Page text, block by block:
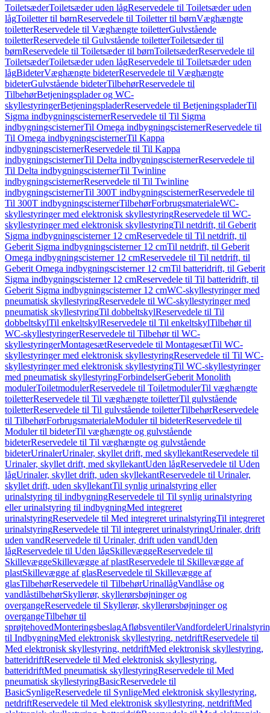
ToiletsæderToiletsæder uden lågReservedele til Toiletsæder uden
lågToiletter til børnReservedele til Toiletter til børnVæghængte
toiletterReservedele til Væghængte toiletterGulvstående
toiletterReservedele til Gulvstående toiletterToiletsæder til
børnReservedele til Toiletsæder til børnToiletsæderReservedele til
ToiletsæderToiletsæder uden lågReservedele til Toiletsæder uden
lågBideterVæghængte bideterReservedele til Væghængte
bideterGulvstående bideterTilbehørReservedele til
TilbehørBetjeningsplader og WC-
skyllestyringerBetjeningspladerReservedele til BetjeningspladerTil
Sigma indbygningscisternerReservedele til Til Sigma
indbygningscisternerTil Omega indbygningscisternerReservedele til
Til Omega indbygningscisternerTil Kappa
indbygningscisternerReservedele til Til Kappa
indbygningscisternerTil Delta indbygningscisternerReservedele til
Til Delta indbygningscisternerTil Twinline
indbygningscisternerReservedele til Til Twinline
indbygningscisternerTil 300T indbygningscisternerReservedele til
Til 300T indbygningscisternerTilbehørForbrugsmaterialeWC-
skyllestyringer med elektronisk skyllestyringReservedele til WC-
skyllestyringer med elektronisk skyllestyringTil netdrift, til Geberit
Sigma indbygningscisterner 12 cmReservedele til Til netdrift, til
Geberit Sigma indbygningscisterner 12 cmTil netdrift, til Geberit
Omega indbygningscisterner 12 cmReservedele til Til netdrift, til
Geberit Omega indbygningscisterner 12 cmTil batteridrift, til Geberit
Sigma indbygningscisterner 12 cmReservedele til Til batteridrift, til
Geberit Sigma indbygningscisterner 12 cmWC-skyllestyringer med
pneumatisk skyllestyringReservedele til WC-skyllestyringer med
pneumatisk skyllestyringTil dobbeltskylReservedele til Til
dobbeltskylTil enkeltskylReservedele til Til enkeltskylTilbehør til
WC-skyllestyringerReservedele til Tilbehør til WC-
skyllestyringerMontagesætReservedele til MontagesætTil WC-
skyllestyringer med elektronisk skyllestyringReservedele til Til WC-
skyllestyringer med elektronisk skyllestyringTil WC-skyllestyringer
med pneumatisk skyllestyringForbindelserGeberit Monolith
modulerToiletmodulerReservedele til ToiletmodulerTil væghængte
toiletterReservedele til Til væghængte toiletterTil gulvstående
toiletterReservedele til Til gulvstående toiletterTilbehørReservedele
til TilbehørForbrugsmaterialeModuler til bideterReservedele til
Moduler til bideterTil væghængte og gulvstående
bideterReservedele til Til væghængte og gulvstående
bideterUrinalerUrinaler, skyllet drift, med skyllekantReservedele til
Urinaler, skyllet drift, med skyllekantUden lågReservedele til Uden
lågUrinaler, skyllet drift, uden skyllekantReservedele til Urinaler,
skyllet drift, uden skyllekantTil synlig urinalstyring eller
urinalstyring til indbygningReservedele til Til synlig urinalstyring
eller urinalstyring til indbygningMed integreret
urinalstyringReservedele til Med integreret urinalstyringTil integreret
urinalstyringReservedele til Til integreret urinalstyringUrinaler, drift
uden vandReservedele til Urinaler, drift uden vandUden
lågReservedele til Uden lågSkillevæggeReservedele til
SkillevæggeSkillevægge af plastReservedele til Skillevægge af
plastSkillevægge af glasReservedele til Skillevægge af
glasTilbehørReservedele til TilbehørUrinallågVandlåse og
vandlåstilbehørSkyllerør, skyllerørsbøjninger og
overgangeReservedele til Skyllerør, skyllerørsbøjninger og
overgangeTilbehør til
sprøjtehovedMonteringsbeslagAfløbsventilerVandfordeler
til IndbygningMed elektronisk skyllestyring, netdriftReservedele til
Med elektronisk skyllestyring, netdriftMed elektronisk skyllestyring,
batteridriftReservedele til Med elektronisk skyllestyring,
batteridriftMed pneumatisk skyllestyringReservedele til Med
pneumatisk skyllestyringBasicReservedele til
BasicSynligeReservedele til SynligeMed elektronisk skyllestyring,
netdriftReservedele til Med elektronisk skyllestyring, netdriftMed